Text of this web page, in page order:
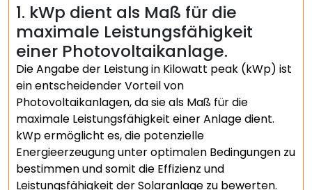
1. kWp dient als Maß für die
maximale Leistungsfähigkeit
einer Photovoltaikanlage.
Die Angabe der Leistung in Kilowatt peak (kWp) ist
ein entscheidender Vorteil von
Photovoltaikanlagen, da sie als Maß für die
maximale Leistungsfähigkeit einer Anlage dient.
kWp ermöglicht es, die potenzielle
Energieerzeugung unter optimalen Bedingungen zu
bestimmen und somit die Effizienz und
Leistungsfähigkeit der Solaranlage zu bewerten.